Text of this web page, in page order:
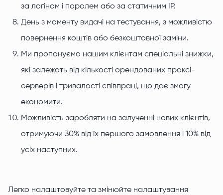
за логіном і паролем або за статичним IP.
День з моменту видачі на тестування, з можливістю
повернення коштів або безкоштовної заміни.
Ми пропонуємо нашим клієнтам спеціальні знижки,
які залежать від кількості орендованих проксі-
серверів і тривалості співпраці, що дає змогу
економити.
Можливість заробляти на залученні нових клієнтів,
отримуючи 30% від їх першого замовлення і 10% від
усіх наступних.
Легко налаштовуйте та змінюйте налаштування